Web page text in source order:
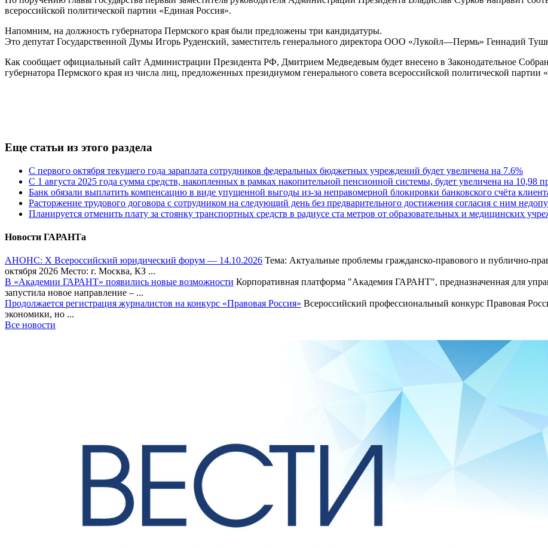
всероссийской политической партии «Единая Россия».
Напомним, на должность губернатора Пермского края были предложены три кандидатуры.
Это депутат Государственной Думы Игорь Руденский, заместитель генерального директора ООО «Лукойл—Пермь» Геннадий
Как сообщает официальный сайт Администрации Президента РФ, Дмитрием Медведевым будет внесено в Законодательное
губернатора Пермского края из числа лиц, предложенных президиумом генерального совета всероссийской политической партии
Еще статьи из этого раздела
С первого октября текущего года зараплата сотрудников федеральных бюджетных учреждений будет увеличена на 7.6%
С 1 августа 2025 года сумма средств, накопленных в рамках накопительной пенсионной системы, будет увеличена на 10,98
Банк обязали выплатить компенсацию в виде упущенной выгоды из-за неправомерной блокировки банковского счёта
Расторжение трудового договора с сотрудником на следующий день без предварительного достижения согласия с ним
Планируется отменить плату за стоянку транспортных средств в радиусе ста метров от образовательных и медицинских
Новости ГАРАНТа
АНОНС: Х Всероссийский юридический форум — 14.10.2026 Тема: Актуальные проблемы гражданско-правового и публично-
октября 2026 Место: г. Москва, КЗ ...
В «Академии ГАРАНТ» появились новые возможности Корпоративная платформа "Академия ГАРАНТ", предназначенная для
запустила новое направление – ...
Продолжается регистрация журналистов на конкурс «Правовая Россия» Всероссийский профессиональный конкурс Правовая
экономики, но ...
Все новости